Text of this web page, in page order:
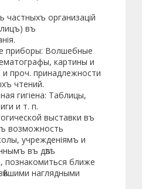
частныхъ организацій
въ
приборы: Волшебные
картины и
проч. принадлежности
чтений.
гигіена: Таблицы,
и т. п.
выставки въ
возможность
учрежде­ніямъ и
въ дѣлѣ
познакомиться ближе
наглядными